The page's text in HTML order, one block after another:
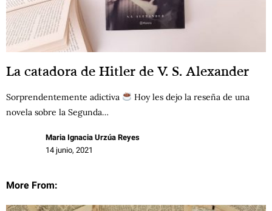
La catadora de Hitler de V. S. Alexander
Sorprendentemente adictiva
Hoy les dejo la reseña de una
novela sobre la Segunda…
Maria Ignacia Urzúa Reyes
14 junio, 2021
More From: